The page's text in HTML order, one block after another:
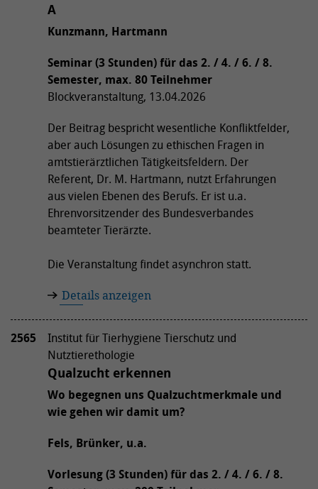
A
Kunzmann, Hartmann
Seminar (3 Stunden) für das 2. / 4. / 6. / 8.
Semester, max. 80 Teilnehmer
Blockveranstaltung, 13.04.2026
Der Beitrag bespricht wesentliche Konfliktfelder,
aber auch Lösungen zu ethischen Fragen in
amtstierärztlichen Tätigkeitsfeldern. Der
Referent, Dr. M. Hartmann, nutzt Erfahrungen
aus vielen Ebenen des Berufs. Er ist u.a.
Ehrenvorsitzender des Bundesverbandes
beamteter Tierärzte.
Die Veranstaltung findet asynchron statt.
Details anzeigen
2565
Institut für Tierhygiene Tierschutz und
Nutztierethologie
Qualzucht erkennen
Wo begegnen uns Qualzuchtmerkmale und
wie gehen wir damit um?
Fels, Brünker, u.a.
Vorlesung (3 Stunden) für das 2. / 4. / 6. / 8.